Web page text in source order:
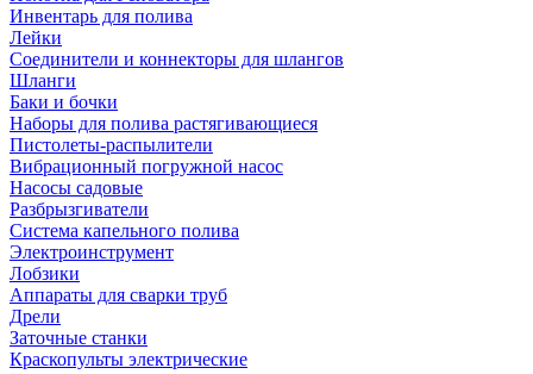
Инвентарь для полива
Лейки
Соединители и коннекторы для шлангов
Шланги
Баки и бочки
Наборы для полива растягивающиеся
Пистолеты-распылители
Вибрационный погружной насос
Насосы садовые
Разбрызгиватели
Система капельного полива
Электроинструмент
Лобзики
Аппараты для сварки труб
Дрели
Заточные станки
Краскопульты электрические